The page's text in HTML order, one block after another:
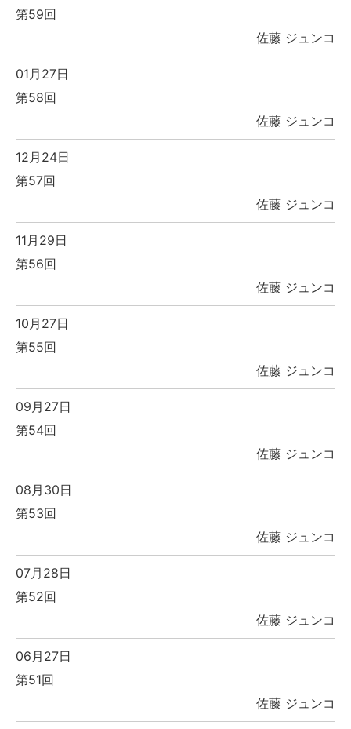
第59回
佐藤 ジュンコ
01月27日
第58回
佐藤 ジュンコ
12月24日
第57回
佐藤 ジュンコ
11月29日
第56回
佐藤 ジュンコ
10月27日
第55回
佐藤 ジュンコ
09月27日
第54回
佐藤 ジュンコ
08月30日
第53回
佐藤 ジュンコ
07月28日
第52回
佐藤 ジュンコ
06月27日
第51回
佐藤 ジュンコ